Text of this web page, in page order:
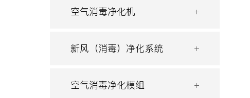
空气消毒净化机
新风（消毒）净化系统
空气消毒净化模组